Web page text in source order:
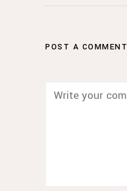
POST A COMMENT